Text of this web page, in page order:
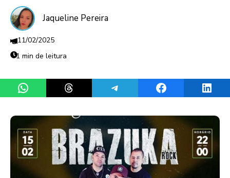
Jaqueline Pereira
11/02/2025
1 min de leitura
Share on WhatsAppShare on ThreadsShare on TelegramShare on Facebook